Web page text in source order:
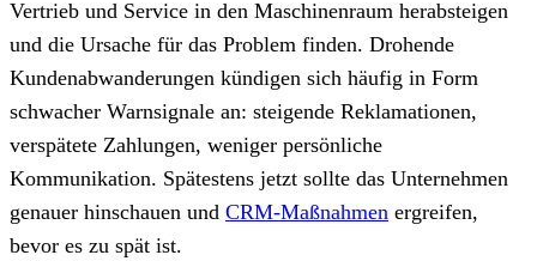
Vertrieb und Service in den Maschinenraum herabsteigen
und die Ursache für das Problem finden. Drohende
Kundenabwanderungen kündigen sich häufig in Form
schwacher Warnsignale an: steigende Reklamationen,
verspätete Zahlungen, weniger persönliche
Kommunikation. Spätestens jetzt sollte das Unternehmen
genauer hinschauen und CRM-Maßnahmen ergreifen,
bevor es zu spät ist.